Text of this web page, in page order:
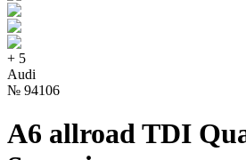
+ 5
Audi
№ 94106
A6 allroad TDI